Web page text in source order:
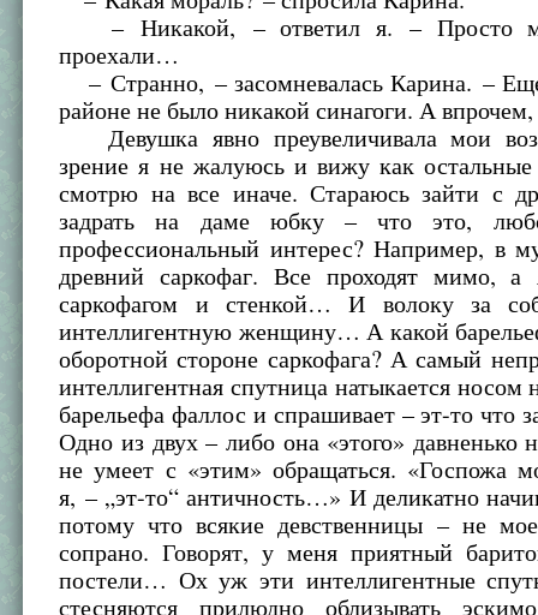
– Никакой, – ответил я. – Просто
проехали…
– Странно, – засомневалась Карина. –
районе не было никакой синагоги. А
Девушка явно преувеличивала мои
зрение я не жалуюсь и вижу как
смотрю на все иначе. Стараюсь зайти с
задрать на даме юбку – что это,
профессиональный интерес? Например, в
древний саркофаг. Все проходят мимо,
саркофагом и стенкой… И волоку за
интеллигентную женщину… А какой
оборотной стороне саркофага? А самый
интеллигентная спутница натыкается носом
барельефа фаллос и спрашивает – эт-то что
Одно из двух – либо она «этого» давненько
не умеет с «этим» обращаться. «Госпожа
я, – „эт-то“ античность…» И деликатно
потому что всякие девственницы – не мое
сопрано. Говорят, у меня приятный
постели… Ох уж эти интеллигентные
стесняются прилюдно облизывать